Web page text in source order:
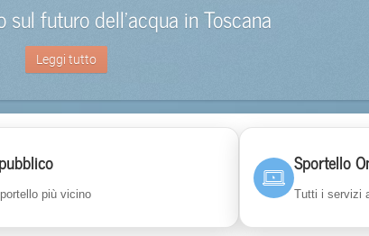
sul futuro dell’acqua in Toscana
Leggi tutto
più vicino
Sportello
Tutti i servizi